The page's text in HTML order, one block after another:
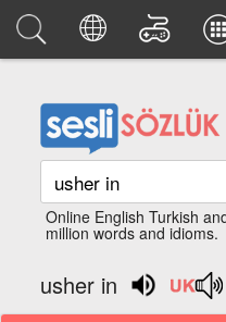
Online English Turkish
million words and idioms.
usher in